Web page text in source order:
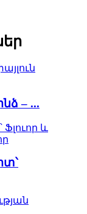
– ...